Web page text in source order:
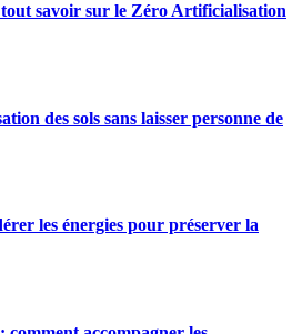
savoir sur le Zéro Artificialisation
des sols sans laisser personne de
les énergies pour préserver la